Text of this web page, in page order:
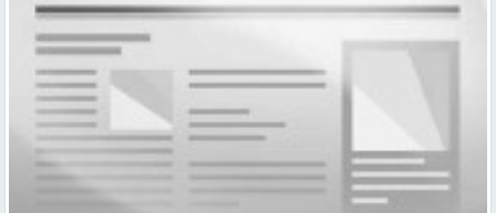
veikt savu darbu, disciplinētība; pozitīva, radoša un atbildīga
attieksme pret darbu; psiholoģiskā noturība un augsta saskarsmes
kultūra; pozitīva un atbildīga attieksme pret darbu; mēs
piedāvājam: pamatalgu pārbaudes laikā 780,00 EUR pirms nodokļu
nomaksas, pēc pārbaudes laika 850 EUR pirms nodokļu nomaksas;
iespēju saņemt atvaļinājuma pabalstu par labu darba sniegumu;
darba devēja līdzfinansētu veselības apdrošināšanu pēc pārbaudes
laika beigām, kā arī citas sociālās garantijas atbilstoši darba
rezultātiem un normatīvajos aktos noteiktajam; drošu, estētisku
un sakārtotu darba vidi. Pieteikuma vēstuli, profesionālās darbības
aprakstu (CV), lūdzam iesniegt elektroniski, nosūtot uz e-pastu: